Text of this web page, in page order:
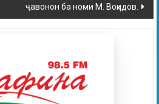
ҷавонон ба номи М. Воҳидов.